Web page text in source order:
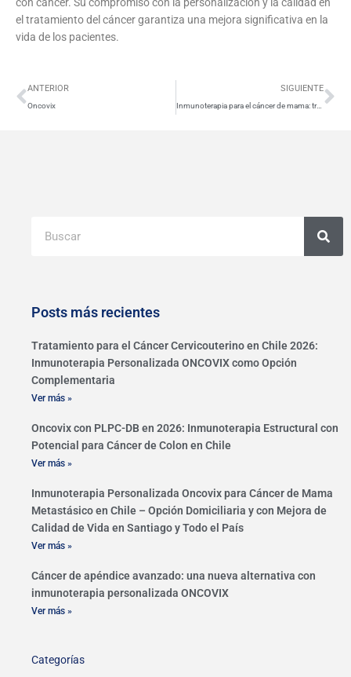
el tratamiento del cáncer garantiza una mejora significativa en la
vida de los pacientes.
Ant
ANTERIOR
Oncovix
SIGUIENTE
Inmunoterapia para el cáncer de mama: tratamiento ,beneficios y avances recientes
Posts más recientes
Tratamiento para el Cáncer Cervicouterino en Chile 2026:
Inmunoterapia Personalizada ONCOVIX como Opción
Complementaria
Ver más »
Oncovix con PLPC-DB en 2026: Inmunoterapia Estructural con
Potencial para Cáncer de Colon en Chile
Ver más »
Inmunoterapia Personalizada Oncovix para Cáncer de Mama
Metastásico en Chile – Opción Domiciliaria y con Mejora de
Calidad de Vida en Santiago y Todo el País
Ver más »
Cáncer de apéndice avanzado: una nueva alternativa con
inmunoterapia personalizada ONCOVIX
Ver más »
Categorías